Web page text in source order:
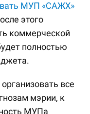
МУП «САЖХ»
этого
коммерческой
полностью
все
мэрии, к
МУПа